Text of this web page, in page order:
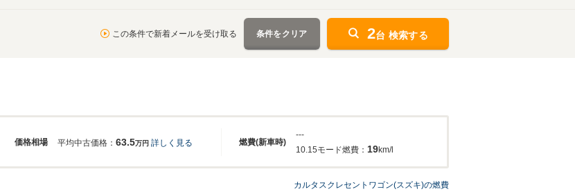
この条件で新着メールを受け取る 条件をクリア 2台 検索する
価格相場 燃費(新車時)
平均中古価格： 63.5万円 詳しく見る
---
10.15モード燃費： 19km/l
カルタスクレセントワゴン(スズキ)の燃費